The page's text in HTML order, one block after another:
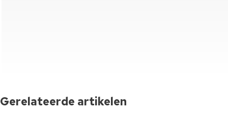
Gerelateerde artikelen